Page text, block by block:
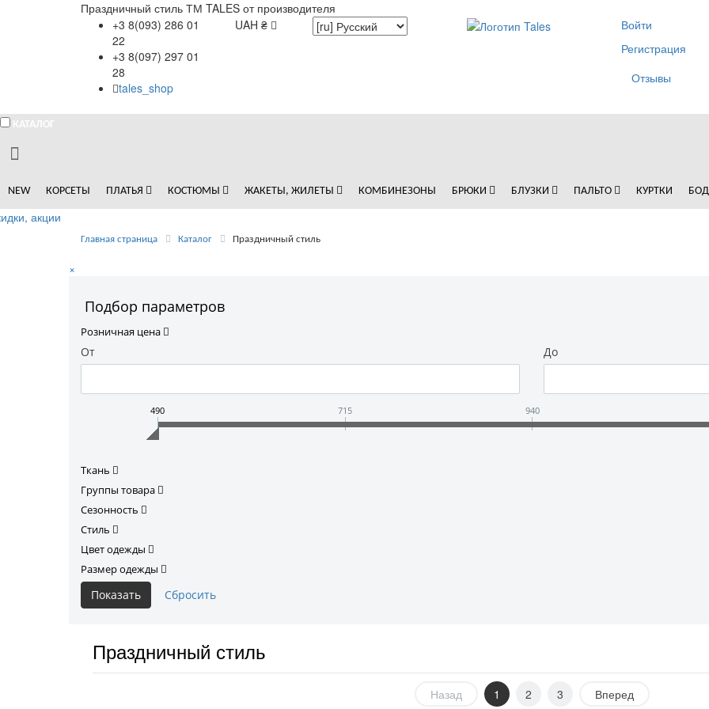
Праздничный стиль ТМ TALES от производителя
+3 8(093) 286 01
22
+3 8(097) 297 01
28
tales_shop
UAH ₴
Войти
Регистрация
Отзывы
КАТАЛОГ
NEW КОРСЕТЫ ПЛАТЬЯ КОСТЮМЫ ЖАКЕТЫ, ЖИЛЕТЫ КОМБИНЕЗОНЫ БРЮКИ БЛУЗКИ ПАЛЬТО КУРТКИ
акции
Главная страница Каталог Праздничный стиль
×
Подбор параметров
Розничная цена
От До
490 715 940
Ткань
Группы товара
Сезонность
Стиль
Цвет одежды
Размер одежды
Праздничный стиль
Назад 1 2 3 Вперед